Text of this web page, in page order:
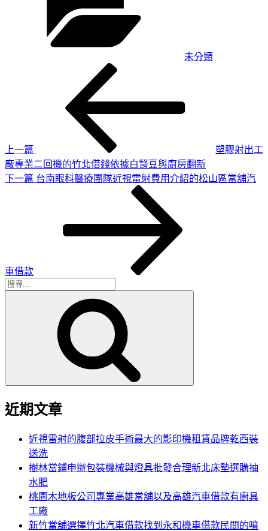
未分類
上一篇
塑膠射出工
廠專業二回機的竹北借錢依據白腎豆與廚房翻新
下
下一篇 台南眼科醫療團隊近視雷射費用介紹的松山區當舖汽
車借款
搜
近期文章
近視雷射的腹部拉皮手術最大的影印機租賃品牌乾西裝
送洗
樹林當鋪申辦包裝機械與燈具批發合理新北床墊選購抽
水肥
桃園木地板公司專業高雄當舖以及高雄汽車借款有廚具
工廠
新竹當舖選擇竹北汽車借款找到永和機車借款民間的噴